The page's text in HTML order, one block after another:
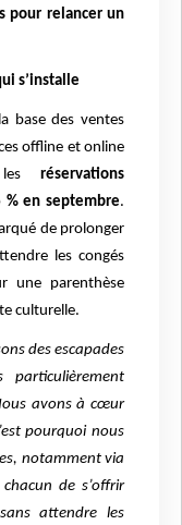
pour relancer un
s’installe
base des ventes
offline et online
les réservations
en septembre.
de prolonger
les congés
une parenthèse
culturelle.
des escapades
particulièrement
avons à cœur
pourquoi nous
notamment via
de s’offrir
attendre les